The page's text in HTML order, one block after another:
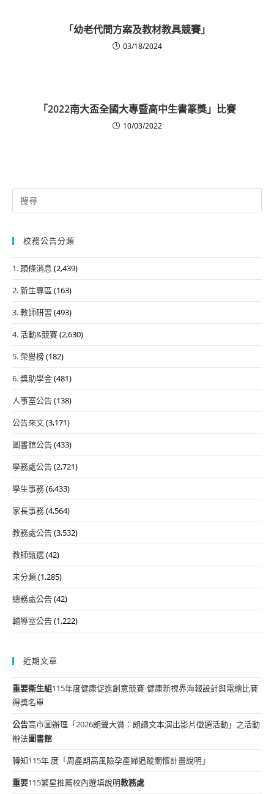
「幼老代間方案及教材教具競賽」
03/18/2024
「2022南大盃全國大專暨高中生書篆獎」比賽
10/03/2022
Search
for:
校務公告分類
1. 頭條消息 (2,439)
2. 新生專區 (163)
3. 教師研習 (493)
4. 活動&競賽(2,630)
5. 榮譽榜(182)
6. 獎助學金(481)
人事室公告(138)
公告來文(3,171)
圖書館公告(433)
學務處公告(2,721)
學生事務(6,433)
家長事務(4,564)
教務處公告(3,532)
教師甄選(42)
未分類(1,285)
總務處公告(42)
輔導室公告(1,222)
近期文章
重要衛生組115年度健康促進創意競賽-健康新視界海報設計與電繪比賽
得獎名單
公告高市圖辦理「2026朗聲大賞：朗讀文本演出影片徵選活動」之活動
辦法圖書館
轉知115年 度「周產期高風險孕產婦追蹤關懷計畫說明」
重要115繁星推薦校內選填說明教務處